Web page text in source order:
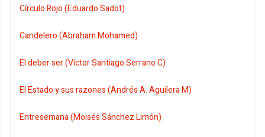
Círculo Rojo (Eduardo Sadot)
Candelero (Abraham Mohamed)
El deber ser (Víctor Santiago Serrano C)
El Estado y sus razones (Andrés A. Aguilera M)
Entresemana (Moisés Sánchez Limón)